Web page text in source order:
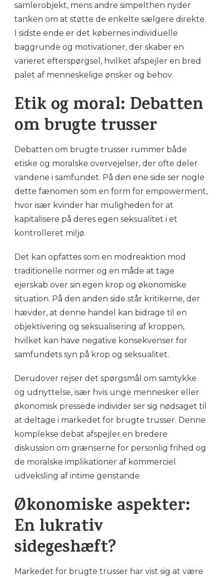
samlerobjekt, mens andre simpelthen nyder
tanken om at støtte de enkelte sælgere direkte.
I sidste ende er det købernes individuelle
baggrunde og motivationer, der skaber en
varieret efterspørgsel, hvilket afspejler en bred
palet af menneskelige ønsker og behov.
Etik og moral: Debatten
om brugte trusser
Debatten om brugte trusser rummer både
etiske og moralske overvejelser, der ofte deler
vandene i samfundet. På den ene side ser nogle
dette fænomen som en form for empowerment,
hvor især kvinder har muligheden for at
kapitalisere på deres egen seksualitet i et
kontrolleret miljø.
Det kan opfattes som en modreaktion mod
traditionelle normer og en måde at tage
ejerskab over sin egen krop og økonomiske
situation. På den anden side står kritikerne, der
hævder, at denne handel kan bidrage til en
objektivering og seksualisering af kroppen,
hvilket kan have negative konsekvenser for
samfundets syn på krop og seksualitet.
Derudover rejser det spørgsmål om samtykke
og udnyttelse, især hvis unge mennesker eller
økonomisk pressede individer ser sig nødsaget til
at deltage i markedet for brugte trusser. Denne
komplekse debat afspejler en bredere
diskussion om grænserne for personlig frihed og
de moralske implikationer af kommerciel
udveksling af intime genstande.
Økonomiske aspekter:
En lukrativ
sidegeshæft?
Markedet for brugte trusser har vist sig at være